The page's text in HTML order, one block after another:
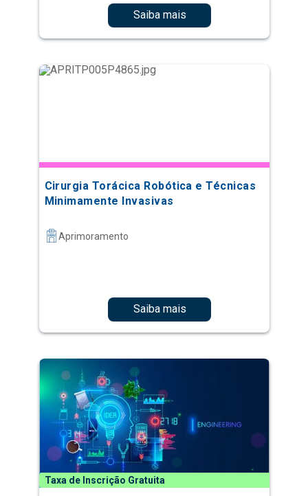
Saiba mais
Cirurgia Torácica Robótica e Técnicas
Minimamente Invasivas
Aprimoramento
Saiba mais
Taxa de Inscrição Gratuita